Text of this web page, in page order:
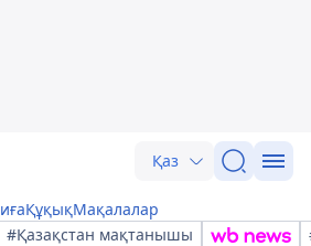
Қаз
ҚұқықМақалалар
#Қазақстан мақтанышы